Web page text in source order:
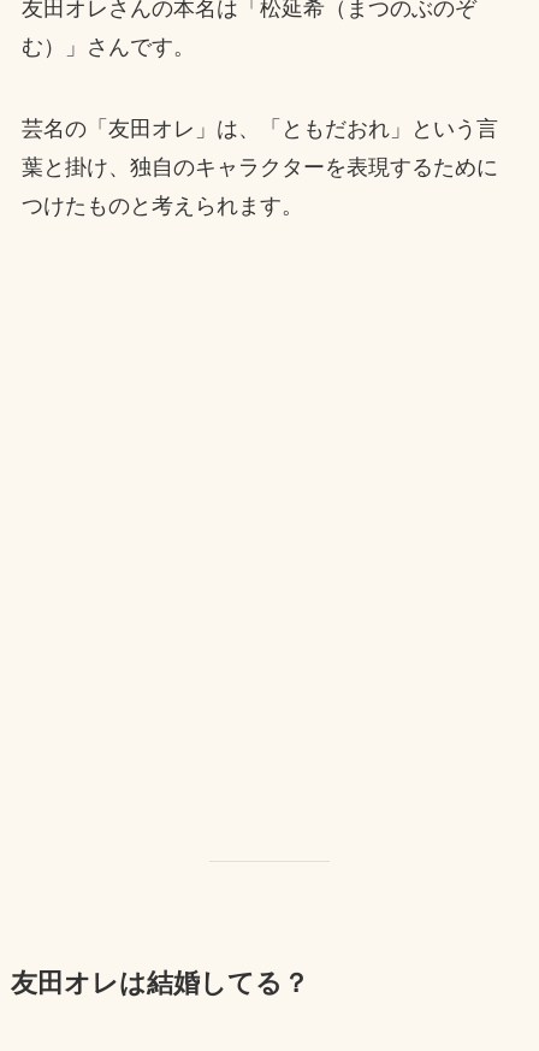
友田オレさんの本名は「松延希（まつのぶのぞ
む）」さんです。
芸名の「友田オレ」は、「ともだおれ」という言
葉と掛け、独自のキャラクターを表現するために
つけたものと考えられます。
友田オレは結婚してる？